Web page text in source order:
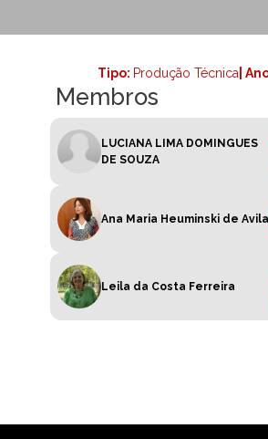
Tipo: Produção Técnica |
Membros
LUCIANA LIMA DOMINGUES
DE SOUZA
Ana Maria Heuminski de Avila
Leila da Costa Ferreira